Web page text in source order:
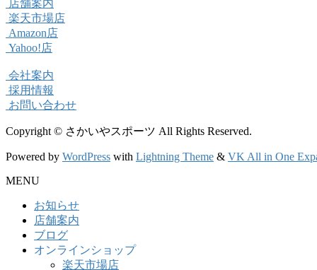
店舗案内
楽天市場店
Amazon店
Yahoo!店
会社案内
採用情報
お問い合わせ
Copyright © さかいやスポーツ All Rights Reserved.
Powered by WordPress with Lightning Theme & VK All in One
MENU
お知らせ
店舗案内
ブログ
オンラインショップ
楽天市場店